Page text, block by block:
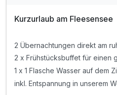
202
Kurzurlaub am Fleesensee
2 Übernachtungen direkt am
2 x Frühstücksbuffet für einen
1 x 1 Flasche Wasser auf dem
inkl. Entspannung in unserem